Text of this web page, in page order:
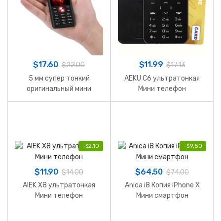
$17.60 $22.00
5 мм супер тонкий
оригинальный мини
телефон
$11.99 $17.13
AEKU C6 ультратонкая
Мини телефон
-$2.10
$11.90 $14.00
AIEK X8 ультратонкая
Мини телефон
-$9.50
$64.50 $74.00
Anica i8 Копия iPhone X
Мини смартфон